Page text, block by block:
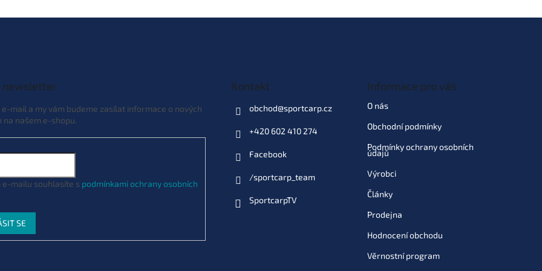
newsletter
mail a my vám budeme zasílat informace o nových
na našem e-shopu.
e-mailu souhlasíte s podmínkami ochrany osobních
SE
Kontakt
obchod@sportcarp.cz
+420 602 410 274
Facebook
/sportcarp_team
SportcarpTV
Informace pro vás
O nás
Obchodní podmínky
Podmínky ochrany osobních
údajů
Výrobci
Články
Prodejna
Hodnocení obchodu
Věrnostní program